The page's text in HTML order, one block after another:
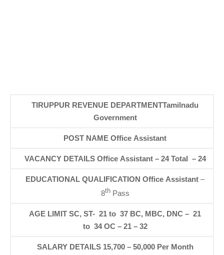
TIRUPPUR REVENUE DEPARTMENTTamilnadu
Government
POST NAME Office Assistant
VACANCY DETAILS Office Assistant – 24 Total – 24
EDUCATIONAL QUALIFICATION Office Assistant –
8thPass
AGE LIMIT SC, ST- 21 to 37 BC, MBC, DNC – 21
to 34 OC – 21 – 32
SALARY DETAILS 15,700 – 50,000 Per Month